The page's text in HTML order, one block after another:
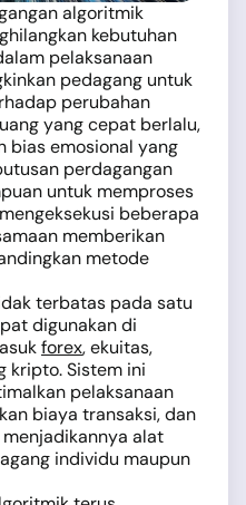
algoritmik
kebutuhan
pelaksanaan
pedagang untuk
perubahan
yang cepat berlalu,
bias emosional yang
perdagangan
untuk memproses
beberapa
memberikan
metode
terbatas pada satu
digunakan di
forex, ekuitas,
kripto. Sistem ini
pelaksanaan
biaya transaksi, dan
alat
individu maupun